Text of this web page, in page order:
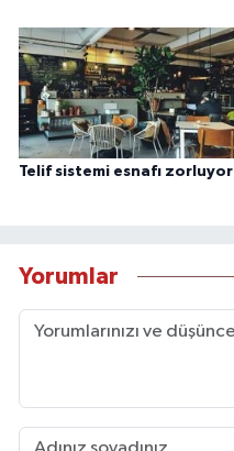
Telif sistemi esnafı zorluyor
Yorumlar